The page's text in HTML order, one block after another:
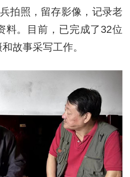
拍照，留存影像，记录老
料。目前，已完成了32位
故事采写工作。